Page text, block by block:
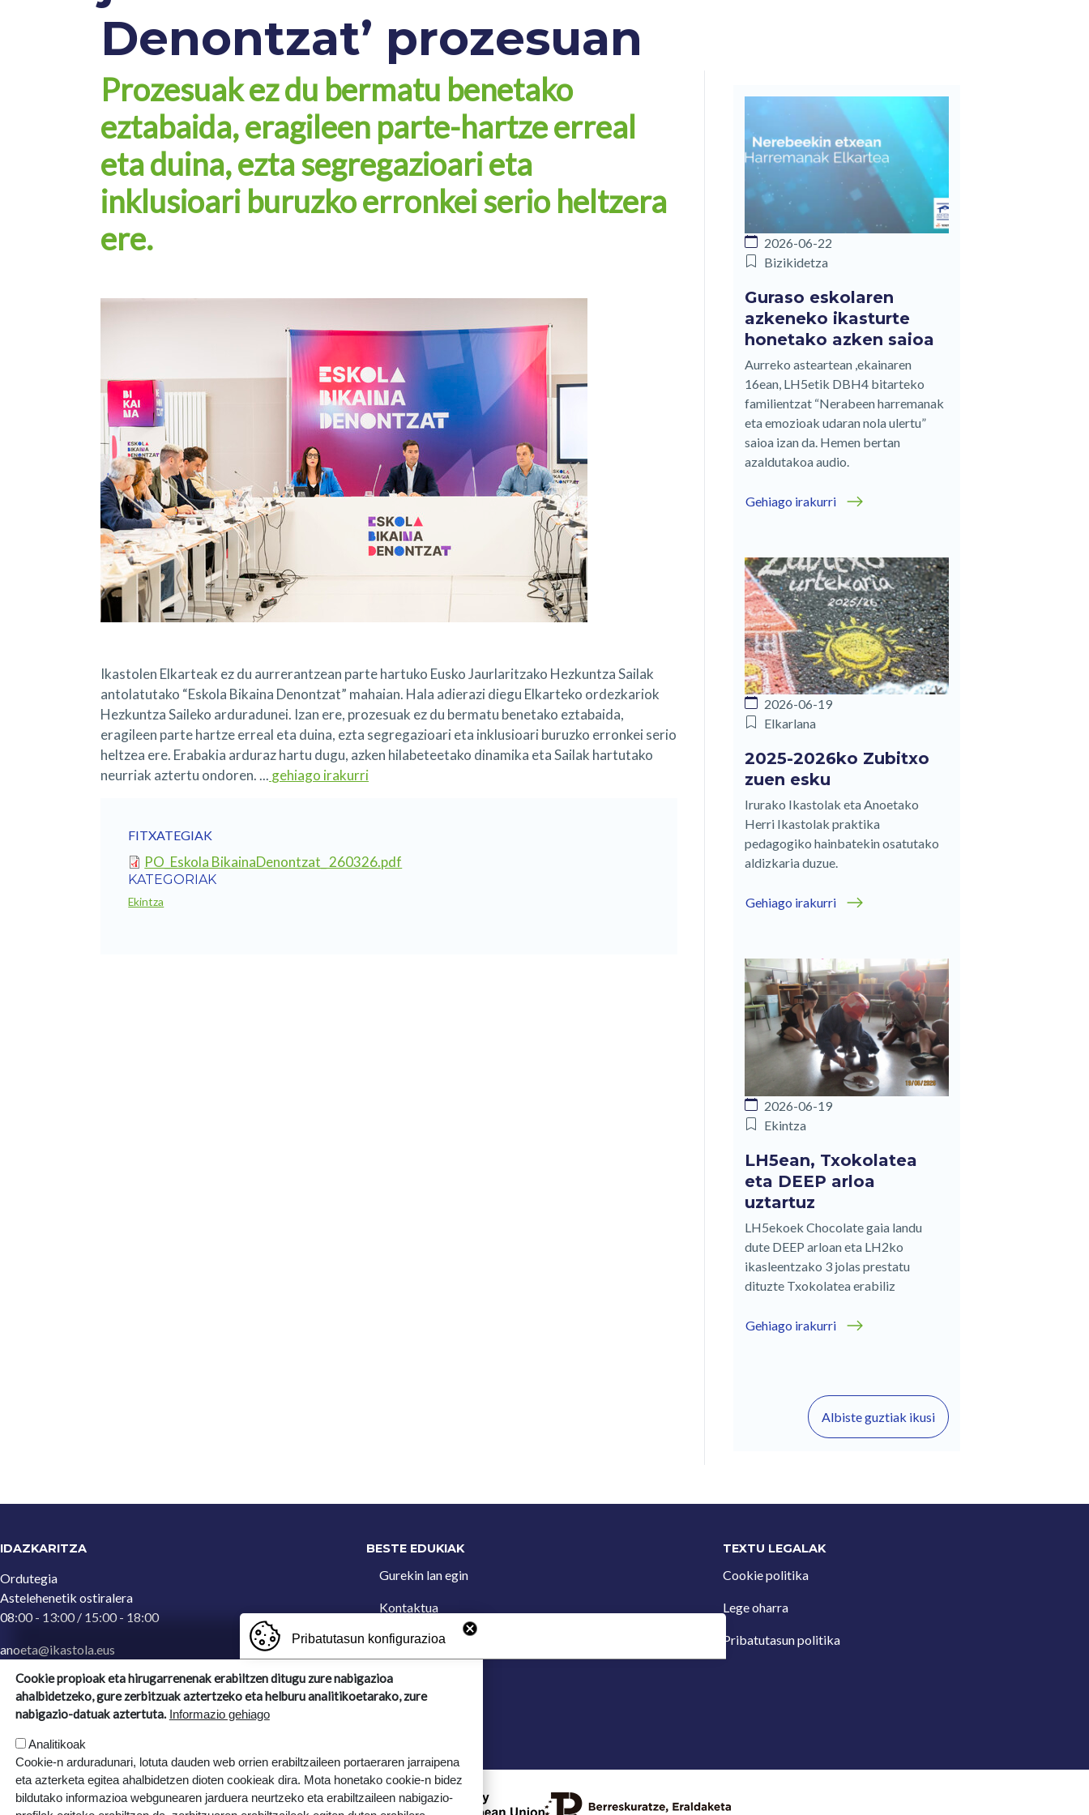
Denontzat’ prozesuan
Prozesuak ez du bermatu benetako
eztabaida, eragileen parte-hartze erreal
eta duina, ezta segregazioari eta
inklusioari buruzko erronkei serio heltzera
ere.
Ikastolen Elkarteak ez du aurrerantzean parte hartuko Eusko Jaurlaritzako Hezkuntza Sailak
antolatutako “Eskola Bikaina Denontzat” mahaian. Hala adierazi diegu Elkarteko ordezkariok
Hezkuntza Saileko arduradunei. Izan ere, prozesuak ez du bermatu benetako eztabaida,
eragileen parte hartze erreal eta duina, ezta segregazioari eta inklusioari buruzko erronkei serio
heltzea ere. Erabakia arduraz hartu dugu, azken hilabeteetako dinamika eta Sailak hartutako
neurriak aztertu ondoren. ... gehiago irakurri
FITXATEGIAK
PO_Eskola BikainaDenontzat_ 260326.pdf
KATEGORIAK
Ekintza
2026-06-22
Bizikidetza
Guraso eskolaren
azkeneko ikasturte
honetako azken saioa
Aurreko asteartean ,ekainaren
16ean, LH5etik DBH4 bitarteko
familientzat “Nerabeen harremanak
eta emozioak udaran nola ulertu”
saioa izan da. Hemen bertan
azaldutakoa audio.
Gehiago irakurri
2026-06-19
Elkarlana
2025-2026ko Zubitxo
zuen esku
Irurako Ikastolak eta Anoetako
Herri Ikastolak praktika
pedagogiko hainbatekin osatutako
aldizkaria duzue.
Gehiago irakurri
2026-06-19
Ekintza
LH5ean, Txokolatea
eta DEEP arloa
uztartuz
LH5ekoek Chocolate gaia landu
dute DEEP arloan eta LH2ko
ikasleentzako 3 jolas prestatu
dituzte Txokolatea erabiliz
Gehiago irakurri
Albiste guztiak ikusi
IDAZKARITZA
Ordutegia
Astelehenetik ostiralera
08:00 - 13:00 / 15:00 - 18:00
anoeta@ikastola.eus
Ergoien, 5
20270, Anoeta, Gipuzkoa
BESTE EDUKIAK
Gurekin lan egin
Kontaktua
Iradokizun postontzia
TEXTU LEGALAK
Cookie politika
Lege oharra
Pribatutasun politika
Pribatutasun konfigurazioa
Cookie propioak eta hirugarrenenak erabiltzen ditugu zure nabigazioa
ahalbidetzeko, gure zerbitzuak aztertzeko eta helburu analitikoetarako, zure
nabigazio-datuak aztertuta. Informazio gehiago
Analitikoak
Cookie-n arduradunari, lotuta dauden web orrien erabiltzaileen portaeraren jarraipena
eta azterketa egitea ahalbidetzen dioten cookieak dira. Mota honetako cookie-n bidez
bildutako informazioa webgunearen jarduera neurtzeko eta erabiltzaileen nabigazio-